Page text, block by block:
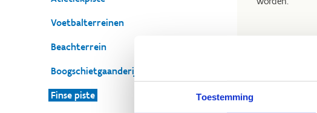
Toestemming
Voetbalterreinen
Beachterrein
Boogschietgaanderij
Finse piste